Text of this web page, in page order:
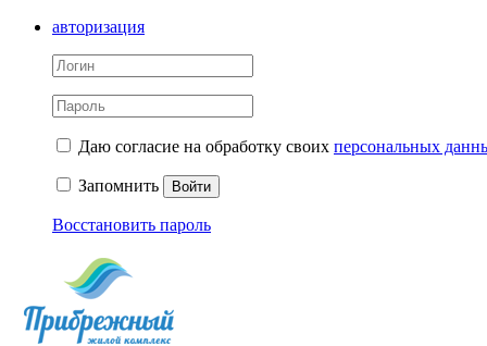
авторизация
Даю согласие на обработку своих персональных
Запомнить Войти
Восстановить пароль